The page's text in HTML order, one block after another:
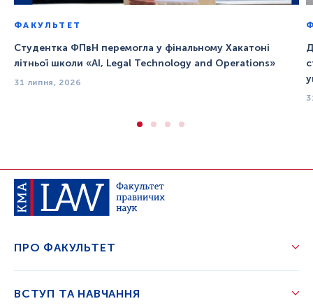
ФАКУЛЬТЕТ
Студентка ФПвН перемогла у фінальному Хакатоні
літньої школи «AI, Legal Technology and Operations»
31 липня, 2026
ПРО ФАКУЛЬТЕТ
ВСТУП ТА НАВЧАННЯ